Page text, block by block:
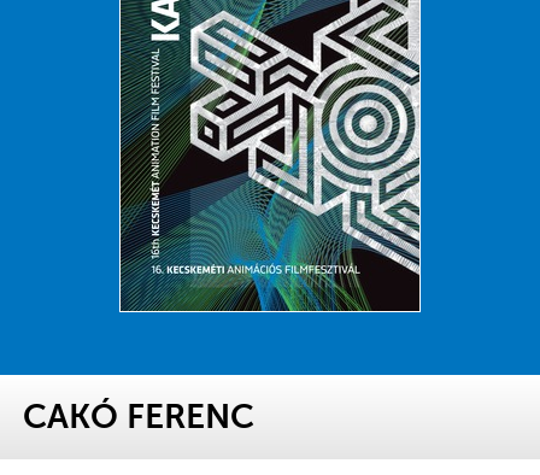
CAKÓ FERENC